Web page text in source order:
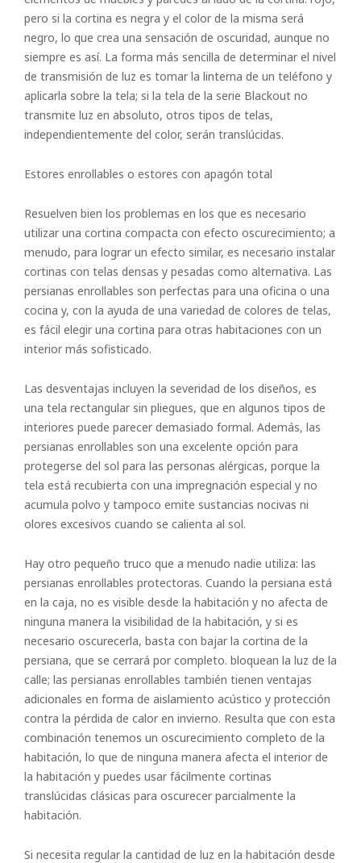
pero si la cortina es negra y el color de la misma será
negro, lo que crea una sensación de oscuridad, aunque no
siempre es así. La forma más sencilla de determinar el nivel
de transmisión de luz es tomar la linterna de un teléfono y
aplicarla sobre la tela; si la tela de la serie Blackout no
transmite luz en absoluto, otros tipos de telas,
independientemente del color, serán translúcidas.
Estores enrollables o estores con apagón total
Resuelven bien los problemas en los que es necesario
utilizar una cortina compacta con efecto oscurecimiento; a
menudo, para lograr un efecto similar, es necesario instalar
cortinas con telas densas y pesadas como alternativa. Las
persianas enrollables son perfectas para una oficina o una
cocina y, con la ayuda de una variedad de colores de telas,
es fácil elegir una cortina para otras habitaciones con un
interior más sofisticado.
Las desventajas incluyen la severidad de los diseños, es
una tela rectangular sin pliegues, que en algunos tipos de
interiores puede parecer demasiado formal. Además, las
persianas enrollables son una excelente opción para
protegerse del sol para las personas alérgicas, porque la
tela está recubierta con una impregnación especial y no
acumula polvo y tampoco emite sustancias nocivas ni
olores excesivos cuando se calienta al sol.
Hay otro pequeño truco que a menudo nadie utiliza: las
persianas enrollables protectoras. Cuando la persiana está
en la caja, no es visible desde la habitación y no afecta de
ninguna manera la visibilidad de la habitación, y si es
necesario oscurecerla, basta con bajar la cortina de la
persiana, que se cerrará por completo. bloquean la luz de la
calle; las persianas enrollables también tienen ventajas
adicionales en forma de aislamiento acústico y protección
contra la pérdida de calor en invierno. Resulta que con esta
combinación tenemos un oscurecimiento completo de la
habitación, lo que de ninguna manera afecta el interior de
la habitación y puedes usar fácilmente cortinas
translúcidas clásicas para oscurecer parcialmente la
habitación.
Si necesita regular la cantidad de luz en la habitación desde